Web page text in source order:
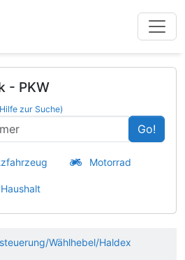
- PKW
zur Suche)
Go!
Motorrad
Haushalt
Wählhebel/Haldex